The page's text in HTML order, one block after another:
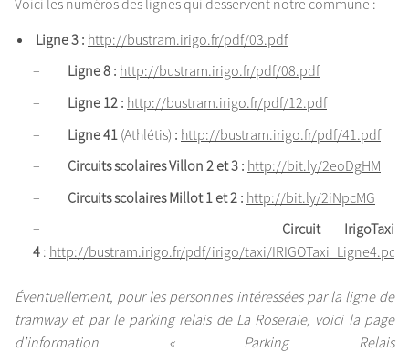
Voici les numéros des lignes qui desservent notre commune :
Ligne 3 : http://bustram.irigo.fr/pdf/03.pdf
– Ligne 8 : http://bustram.irigo.fr/pdf/08.pdf
– Ligne 12 : http://bustram.irigo.fr/pdf/12.pdf
– Ligne 41 (Athlétis) : http://bustram.irigo.fr/pdf/41.pdf
– Circuits scolaires Villon 2 et 3 : http://bit.ly/2eoDgHM
– Circuits scolaires Millot 1 et 2 : http://bit.ly/2iNpcMG
– Circuit IrigoTaxi
4 : http://bustram.irigo.fr/pdf/irigo/taxi/IRIGOTaxi_Ligne4.pdf
Éventuellement, pour les personnes intéressées par la ligne de
tramway et par le parking relais de La Roseraie, voici la page
d’information « Parking Relais